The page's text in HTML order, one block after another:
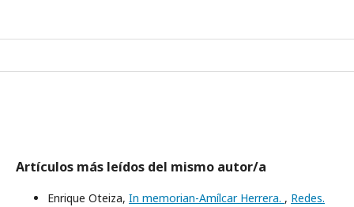
Artículos más leídos del mismo autor/a
Enrique Oteiza, In memorian-Amílcar Herrera. , Redes.